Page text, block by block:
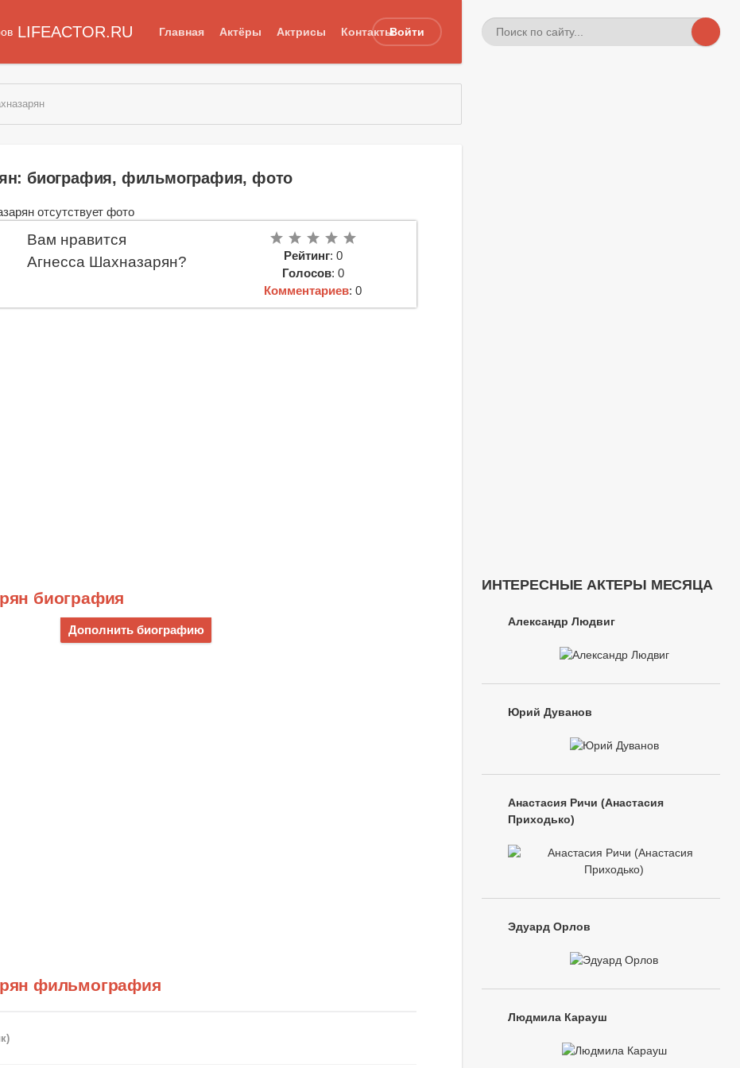
LIFEACTOR.RU Главная Актёры Актрисы КонтактыВойти
биография, фильмография, фото
Вам нравится
Агнесса Шахназарян?
Рейтинг: 0
Голосов: 0
Комментариев: 0
биография
Дополнить биографию
фильмография
ИНТЕРЕСНЫЕ АКТЕРЫ МЕСЯЦА
Александр Людвиг
Юрий Дуванов
Анастасия Ричи (Анастасия
Приходько)
Эдуард Орлов
Людмила Карауш